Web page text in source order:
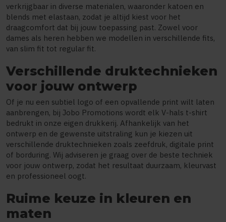
verkrijgbaar in diverse materialen, waaronder katoen en
blends met elastaan, zodat je altijd kiest voor het
draagcomfort dat bij jouw toepassing past. Zowel voor
dames als heren hebben we modellen in verschillende fits,
van slim fit tot regular fit.
Verschillende druktechnieken
voor jouw ontwerp
Of je nu een subtiel logo of een opvallende print wilt laten
aanbrengen, bij Jobo Promotions wordt elk V-hals t-shirt
bedrukt in onze eigen drukkerij. Afhankelijk van het
ontwerp en de gewenste uitstraling kun je kiezen uit
verschillende druktechnieken zoals zeefdruk, digitale print
of borduring. Wij adviseren je graag over de beste techniek
voor jouw ontwerp, zodat het resultaat duurzaam, kleurvast
en professioneel oogt.
Ruime keuze in kleuren en
maten